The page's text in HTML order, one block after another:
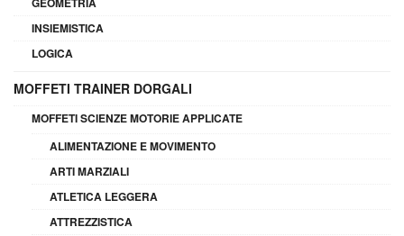
INSIEMISTICA
LOGICA
MOFFETI TRAINER DORGALI
MOFFETI SCIENZE MOTORIE APPLICATE
ALIMENTAZIONE E MOVIMENTO
ARTI MARZIALI
ATLETICA LEGGERA
ATTREZZISTICA